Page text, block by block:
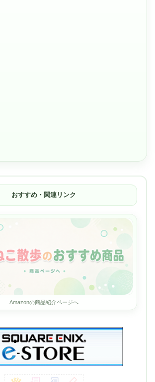
おすすめ・関連リンク
Amazonの商品紹介ページへ